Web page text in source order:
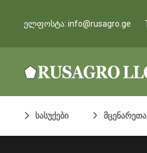
ელფოსტა: info@rusagro.ge
სასუქები